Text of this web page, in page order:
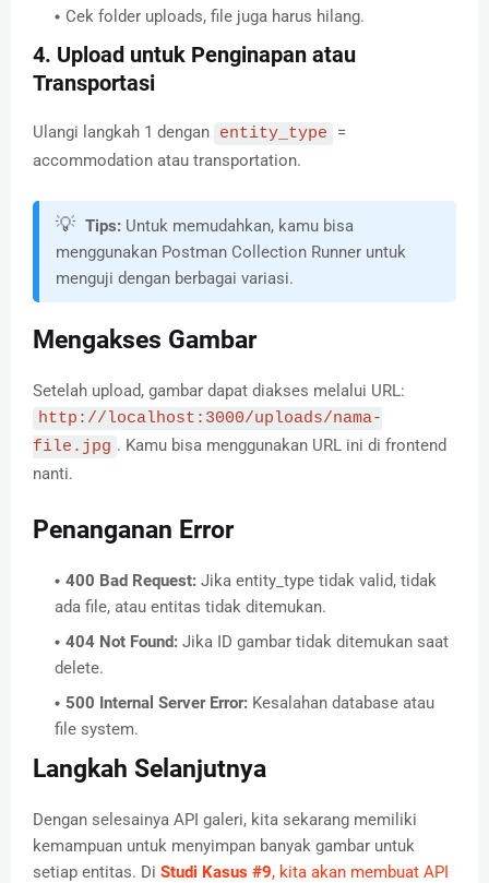
Cek folder uploads, file juga harus hilang.
4. Upload untuk Penginapan atau
Transportasi
Ulangi langkah 1 dengan entity_type
=
accommodation atau transportation.
💡 Tips: Untuk memudahkan, kamu bisa
menggunakan Postman Collection Runner untuk
menguji dengan berbagai variasi.
Mengakses Gambar
Setelah upload, gambar dapat diakses melalui URL:
http://localhost:3000/uploads/nama-
file.jpg . Kamu bisa menggunakan URL ini di frontend
nanti.
Penanganan Error
400 Bad Request: Jika entity_type tidak valid, tidak
ada file, atau entitas tidak ditemukan.
404 Not Found: Jika ID gambar tidak ditemukan saat
delete.
500 Internal Server Error: Kesalahan database atau
file system.
Langkah Selanjutnya
Dengan selesainya API galeri, kita sekarang memiliki
kemampuan untuk menyimpan banyak gambar untuk
setiap entitas. Di Studi Kasus #9, kita akan membuat API